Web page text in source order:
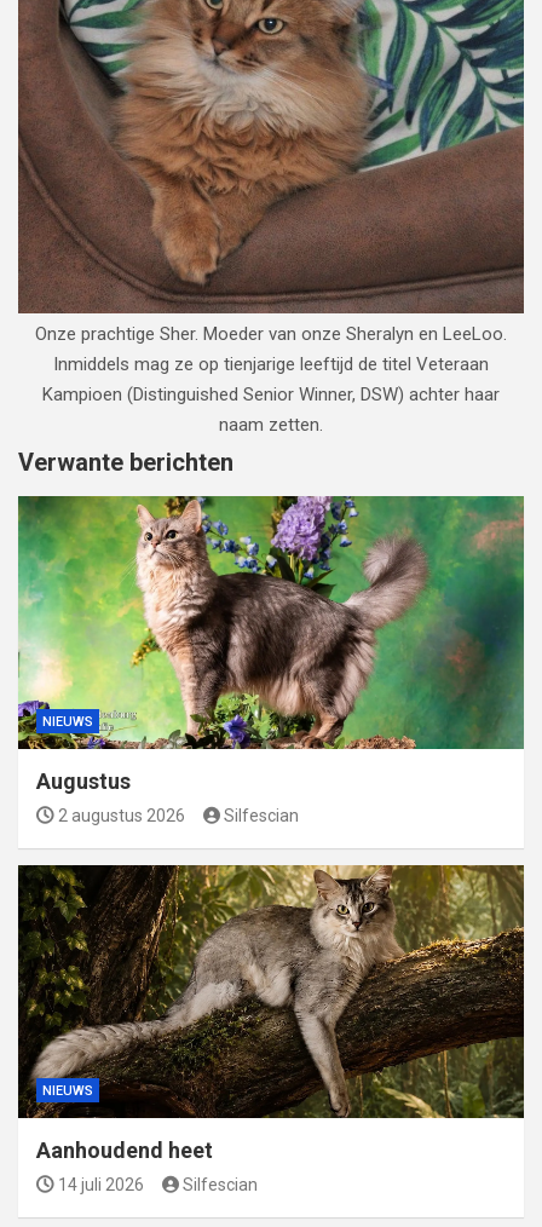
Onze prachtige Sher. Moeder van onze Sheralyn en LeeLoo.
Inmiddels mag ze op tienjarige leeftijd de titel Veteraan
Kampioen (Distinguished Senior Winner, DSW) achter haar
naam zetten.
Verwante berichten
NIEUWS
Augustus
2 augustus 2026 Silfescian
NIEUWS
Aanhoudend heet
14 juli 2026 Silfescian